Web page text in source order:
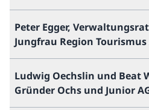
Peter Egger,
Jungfrau Region Tourismus
Ludwig Oechslin und Beat
Gründer Ochs und Junior